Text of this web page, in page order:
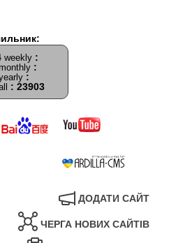
weekly :
monthly :
:
: 23903
ДОДАТИ САЙТ
ЧЕРГА НОВИХ САЙТІВ